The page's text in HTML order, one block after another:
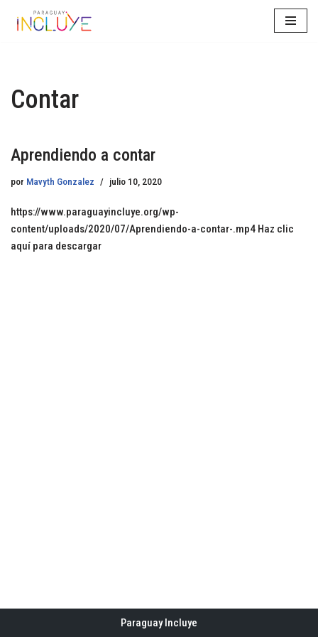
Contar
Aprendiendo a contar
por Mavyth Gonzalez julio 10, 2020
https://www.paraguayincluye.org/wp-
content/uploads/2020/07/Aprendiendo-a-contar-.mp4 Haz clic
aquí para descargar
Paraguay Incluye